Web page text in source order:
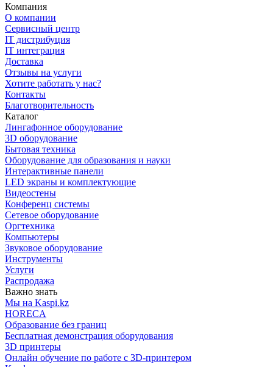
Компания
О компании
Сервисный центр
IT дистрибуция
IT интеграция
Доставка
Отзывы на услуги
Хотите работать у нас?
Контакты
Благотворительность
Каталог
Лингафонное оборудование
3D оборудование
Бытовая техника
Оборудование для образования и науки
Интерактивные панели
LED экраны и комплектующие
Видеостены
Конференц системы
Сетевое оборудование
Оргтехника
Компьютеры
Звуковое оборудование
Инструменты
Услуги
Распродажа
Важно знать
Мы на Kaspi.kz
HORECA
Образование без границ
Бесплатная демонстрация оборудования
3D принтеры
Онлайн обучение по работе с 3D-принтером